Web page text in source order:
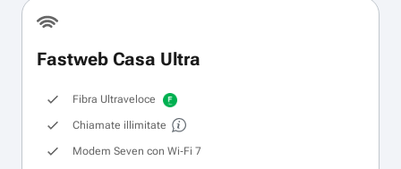
Fastweb Casa Ultra
Fibra Ultraveloce
Chiamate illimitate
Modem Seven con Wi‑Fi 7